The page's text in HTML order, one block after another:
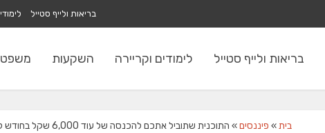
בריאות ולייף סטייל
בריאות ולייף סטייל לימודים וקריירה השקעות משפט
בית» פיננסים» התוכנית שתוביל אתכם להכנסה של עוד 6,000 שקל בחודש לכל החיים